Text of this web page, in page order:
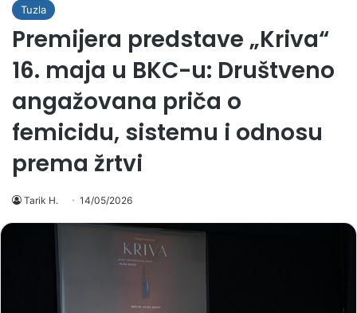
Tuzla
Premijera predstave „Kriva“
16. maja u BKC-u: Društveno
angažovana priča o
femicidu, sistemu i odnosu
prema žrtvi
Tarik H. 14/05/2026